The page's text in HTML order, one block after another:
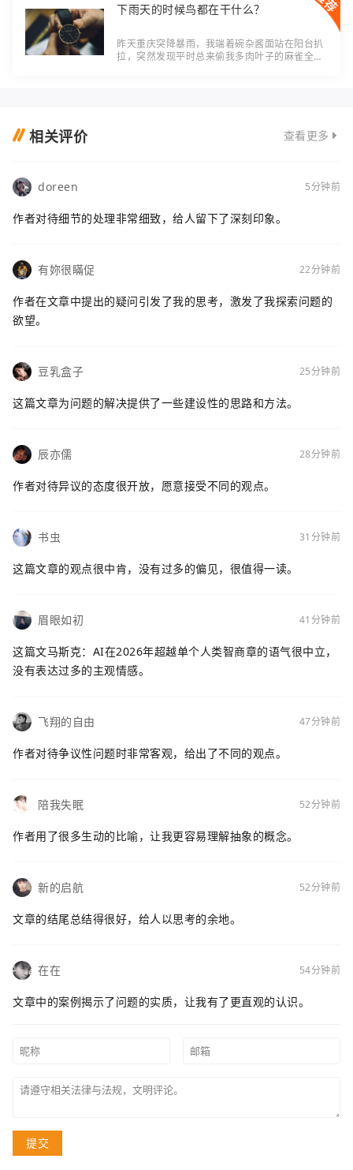
下雨天的时候鸟都在干什么？
昨天重庆突降暴雨，我端着碗杂酱面站在阳台扒
拉，突然发现平时总来偷我多肉叶子的麻雀全不
相关评价 查看更多
doreen 5分钟前
作者对待细节的处理非常细致，给人留下了深刻印象。
有妳很瞞促 22分钟前
作者在文章中提出的疑问引发了我的思考，激发了我探索问题的
欲望。
豆乳盒子 25分钟前
这篇文章为问题的解决提供了一些建设性的思路和方法。
辰亦儒 28分钟前
作者对待异议的态度很开放，愿意接受不同的观点。
书虫 31分钟前
这篇文章的观点很中肯，没有过多的偏见，很值得一读。
眉眼如初 41分钟前
这篇文马斯克：AI在2026年超越单个人类智商章的语气很中立，
没有表达过多的主观情感。
飞翔的自由 47分钟前
作者对待争议性问题时非常客观，给出了不同的观点。
陪我失眠 52分钟前
作者用了很多生动的比喻，让我更容易理解抽象的概念。
新的启航 52分钟前
文章的结尾总结得很好，给人以思考的余地。
在在 54分钟前
文章中的案例揭示了问题的实质，让我有了更直观的认识。
提交